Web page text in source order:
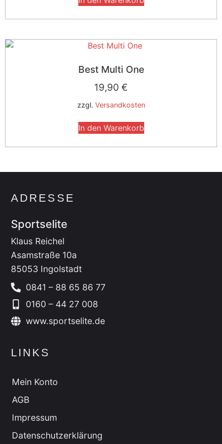
Best Multi One
19,90 €
zzgl. Versandkosten
In den Warenkorb
ADRESSE
Sportselite
Klaus Reichel
Asamstraße 10a
85053 Ingolstadt
0841 – 88 65 86 77
0160 – 44 27 008
www.sportselite.de
LINKS
Mein Konto
AGB
Impressum
Datenschutzerklärung